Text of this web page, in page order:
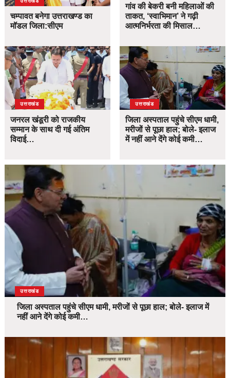
चम्पावत बनेगा उत्तराखण्ड का
मॉडल जिला:सीएम
उत्तराखंड
जनरल खंडूरी को राजकीय
सम्मान के साथ दी गई अंतिम
विदाई…
गांव की बेकरी बनी महिलाओं की
ताकत, ‘स्वाभिमान’ ने गढ़ी
आत्मनिर्भरता की मिसाल…
उत्तराखंड
जिला अस्पताल पहुंचे सीएम धामी,
मरीजों से पूछा हाल; बोले- इलाज
में नहीं आने देंगे कोई कमी…
उत्तराखंड
जिला अस्पताल पहुंचे सीएम धामी, मरीजों से पूछा हाल; बोले- इलाज में
नहीं आने देंगे कोई कमी…